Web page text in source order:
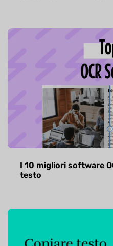
I 10 migliori software
testo